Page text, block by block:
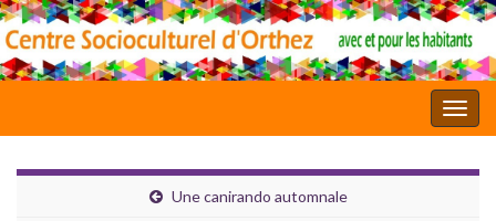
Une canirando automnale